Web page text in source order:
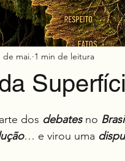
de mai. 1 min de leitura
5 estrelas.
dos debates no
… e virou uma